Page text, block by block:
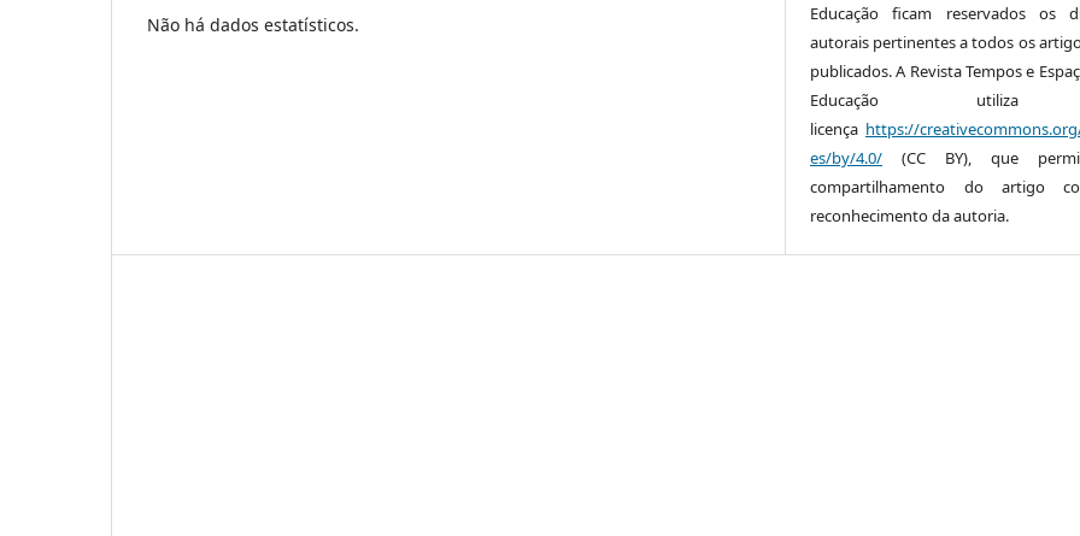
Não há dados estatísticos.
Educação ficam reservados os
autorais pertinentes a todos os
publicados. A Revista Tempos e
Educação
licença https://
es/by/4.0/ (CC BY), que
compartilhamento do artigo
reconhecimento da autoria.